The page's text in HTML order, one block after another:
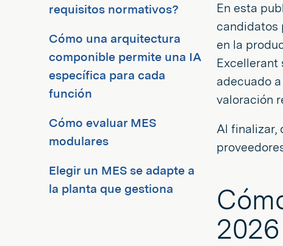
requisitos normativos?
Cómo una arquitectura
componible permite una IA
específica para cada
función
Cómo evaluar MES
modulares
Elegir un MES se adapte a
la planta que gestiona
En esta
candidatos
en la
Excellerant
adecuado
valoración
Al finalizar,
2026